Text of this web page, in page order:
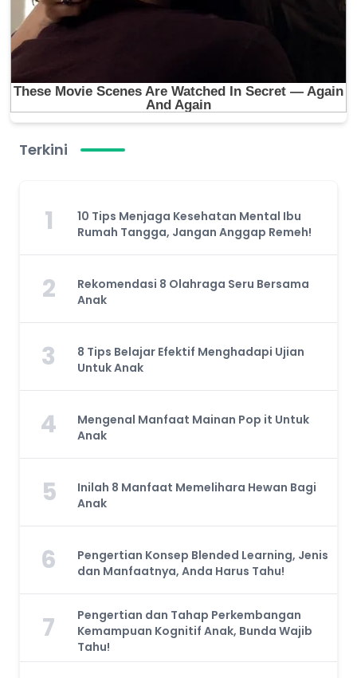
Terkini
1
10 Tips Menjaga Kesehatan Mental Ibu
Rumah Tangga, Jangan Anggap Remeh!
2
Rekomendasi 8 Olahraga Seru Bersama
Anak
3
8 Tips Belajar Efektif Menghadapi Ujian
Untuk Anak
4
Mengenal Manfaat Mainan Pop it Untuk
Anak
5
Inilah 8 Manfaat Memelihara Hewan Bagi
Anak
6
Pengertian Konsep Blended Learning, Jenis
dan Manfaatnya, Anda Harus Tahu!
7
Pengertian dan Tahap Perkembangan
Kemampuan Kognitif Anak, Bunda Wajib
Tahu!